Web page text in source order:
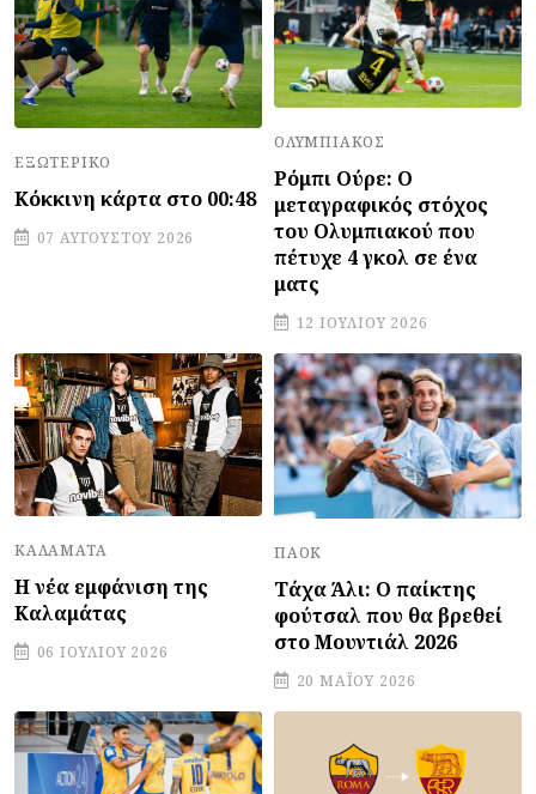
ΕΞΩΤΕΡΙΚΌ
Κόκκινη κάρτα στο 00:48
07 ΑΥΓΟΎΣΤΟΥ 2026
ΟΛΥΜΠΙΑΚΌΣ
Ρόμπι Ούρε: Ο
μεταγραφικός στόχος
του Ολυμπιακού που
πέτυχε 4 γκολ σε ένα
ματς
12 ΙΟΥΛΊΟΥ 2026
ΚΑΛΑΜΆΤΑ
Η νέα εμφάνιση της
Καλαμάτας
06 ΙΟΥΛΊΟΥ 2026
ΠΑΟΚ
Τάχα Άλι: Ο παίκτης
φούτσαλ που θα βρεθεί
στο Μουντιάλ 2026
20 ΜΑΪ́ΟΥ 2026